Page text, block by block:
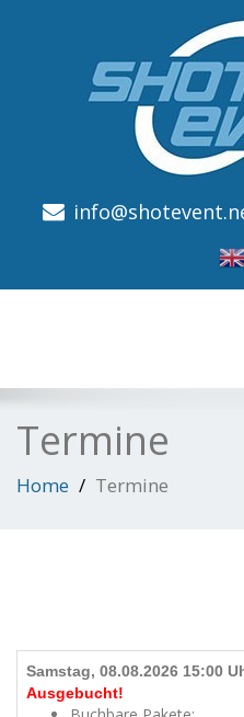
Termine
Home Termine
Samstag, 08.08.2026 15:00
Ausgebucht!